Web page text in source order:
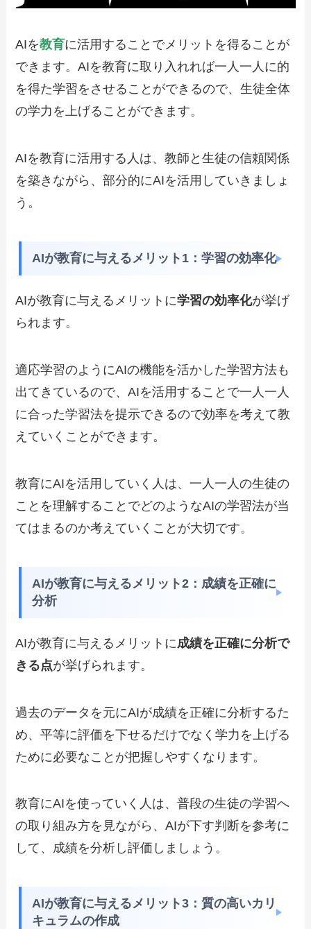
AIを教育に活用することでメリットを得ることが
できます。AIを教育に取り入れれば一人一人に的
を得た学習をさせることができるので、生徒全体
の学力を上げることができます。
AIを教育に活用する人は、教師と生徒の信頼関係
を築きながら、部分的にAIを活用していきましょ
う。
AIが教育に与えるメリット1：学習の効率化
AIが教育に与えるメリットに学習の効率化が挙げ
られます。
適応学習のようにAIの機能を活かした学習方法も
出てきているので、AIを活用することで一人一人
に合った学習法を提示できるので効率を考えて教
えていくことができます。
教育にAIを活用していく人は、一人一人の生徒の
ことを理解することでどのようなAIの学習法が当
てはまるのか考えていくことが大切です。
AIが教育に与えるメリット2：成績を正確に
分析
AIが教育に与えるメリットに成績を正確に分析で
きる点が挙げられます。
過去のデータを元にAIが成績を正確に分析するた
め、平等に評価を下せるだけでなく学力を上げる
ために必要なことが把握しやすくなります。
教育にAIを使っていく人は、普段の生徒の学習へ
の取り組み方を見ながら、AIが下す判断を参考に
して、成績を分析し評価しましょう。
AIが教育に与えるメリット3：質の高いカリ
キュラムの作成